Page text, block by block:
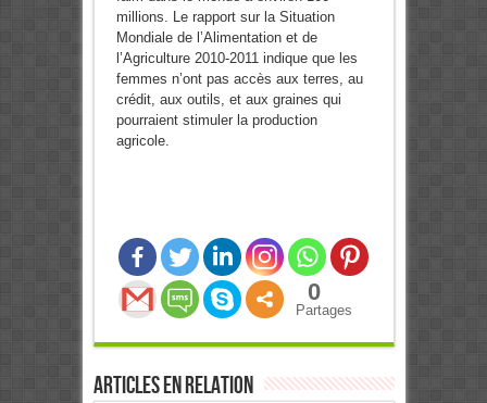
millions. Le rapport sur la Situation
Mondiale de l’Alimentation et de
l’Agriculture 2010-2011 indique que les
femmes n’ont pas accès aux terres, au
crédit, aux outils, et aux graines qui
pourraient stimuler la production
agricole.
0
Partages
Articles en relation